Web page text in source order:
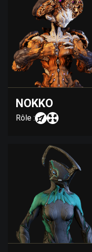
NOKKO
Rôle :